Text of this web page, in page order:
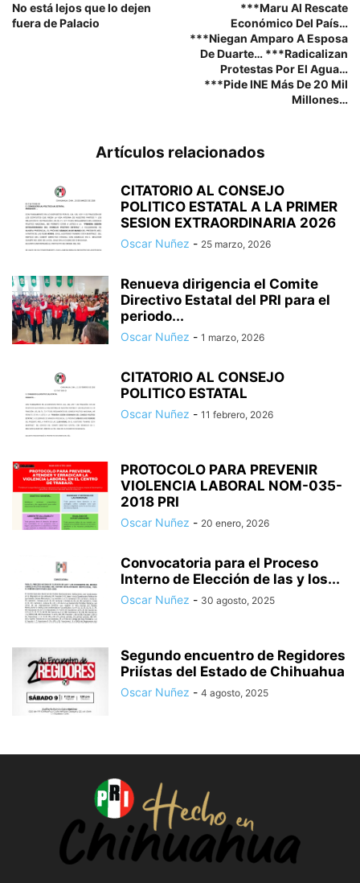
No está lejos que lo dejen
fuera de Palacio
***Maru Al Rescate
Económico Del País…
***Niegan Amparo A Esposa
De Duarte… ***Radicalizan
Protestas Por El Agua…
***Pide INE Más De 20 Mil
Millones…
Artículos relacionados
CITATORIO AL CONSEJO
POLITICO ESTATAL A LA PRIMER
SESION EXTRAORDINARIA 2026
Oscar Nuñez - 25 marzo, 2026
Renueva dirigencia el Comite
Directivo Estatal del PRI para el
periodo...
Oscar Nuñez - 1 marzo, 2026
CITATORIO AL CONSEJO
POLITICO ESTATAL
Oscar Nuñez - 11 febrero, 2026
PROTOCOLO PARA PREVENIR
VIOLENCIA LABORAL NOM-035-
2018 PRI
Oscar Nuñez - 20 enero, 2026
Convocatoria para el Proceso
Interno de Elección de las y los...
Oscar Nuñez - 30 agosto, 2025
Segundo encuentro de Regidores
Priístas del Estado de Chihuahua
Oscar Nuñez - 4 agosto, 2025